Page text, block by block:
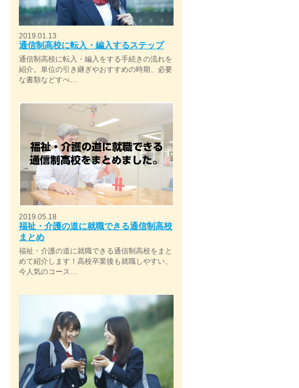
2019.01.13
通信制高校に転入・編入するステップ
通信制高校に転入・編入をする手続きの流れを
紹介。単位の引き継ぎやおすすめの時期、必要
な書類などすべ…
2019.05.18
福祉・介護の道に就職できる通信制高校
まとめ
福祉・介護の道に就職できる通信制高校をまと
めて紹介します！高校卒業後も就職しやすい、
今人気のコース…